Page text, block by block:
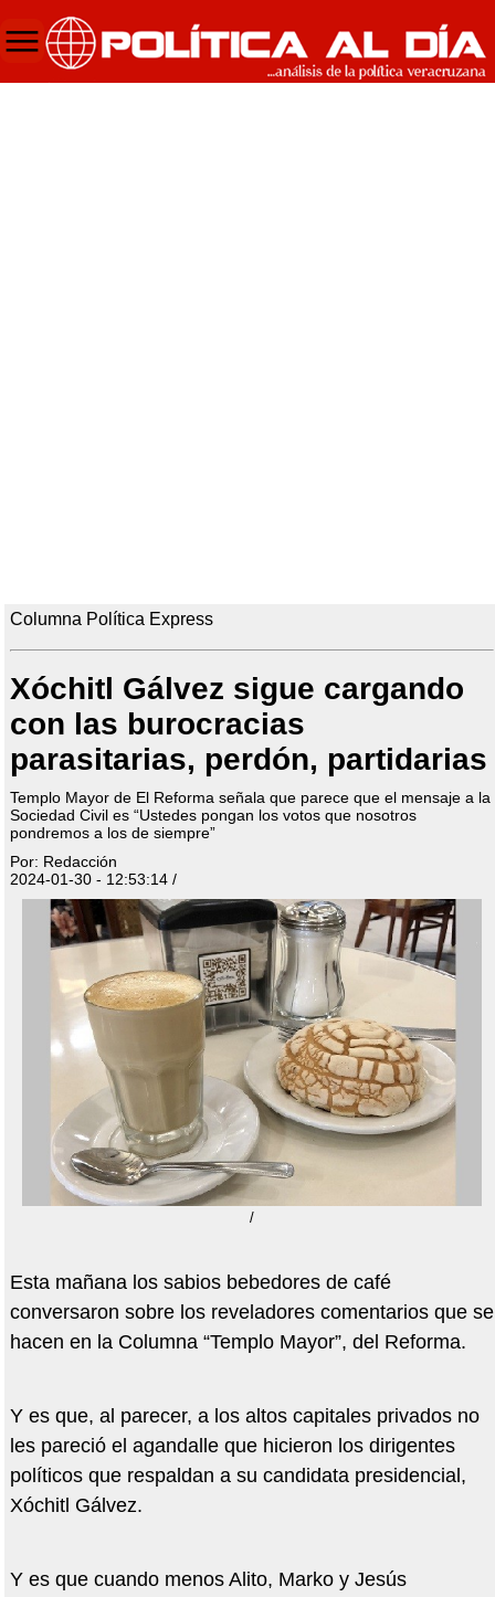
Columna Política Express
Xóchitl Gálvez sigue cargando
con las burocracias
parasitarias, perdón, partidarias
Templo Mayor de El Reforma señala que parece que el mensaje a la
Sociedad Civil es “Ustedes pongan los votos que nosotros
pondremos a los de siempre”
Por: Redacción
2024-01-30 - 12:53:14 /
/
Esta mañana los sabios bebedores de café
conversaron sobre los reveladores comentarios que se
hacen en la Columna “Templo Mayor”, del Reforma.
Y es que, al parecer, a los altos capitales privados no
les pareció el agandalle que hicieron los dirigentes
políticos que respaldan a su candidata presidencial,
Xóchitl Gálvez.
Y es que cuando menos Alito, Marko y Jesús